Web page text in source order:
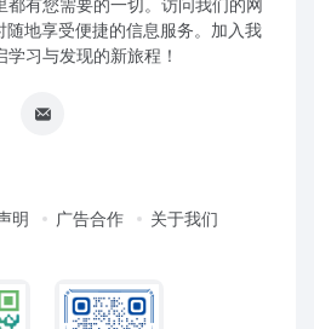
地享受便捷的信息服务。加入我
习与发现的新旅程！
明 广告合作 关于我们